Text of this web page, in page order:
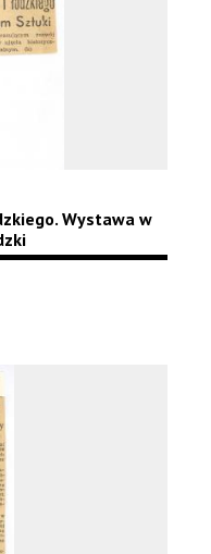
Wystawa w